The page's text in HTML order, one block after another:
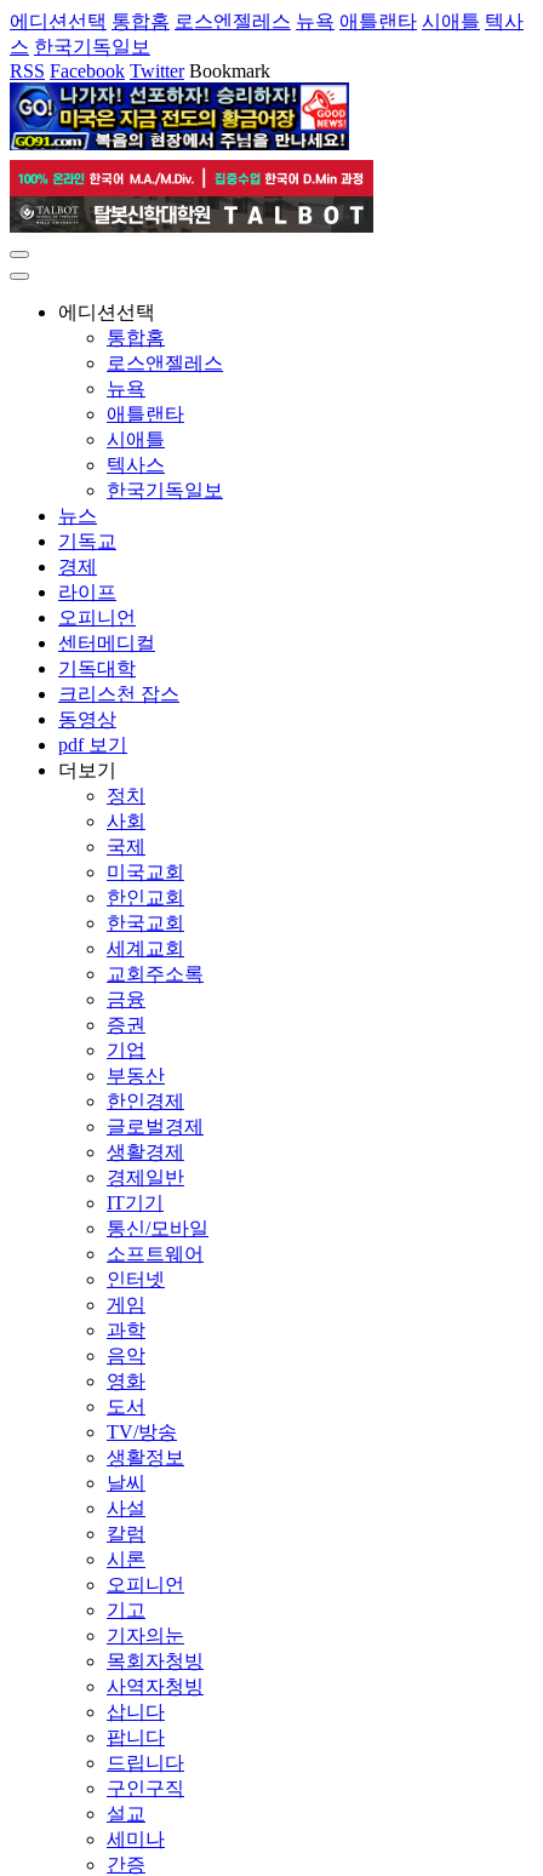
에디션선택 통합홈 로스엔젤레스 뉴욕 애틀랜타 시애틀 텍사
스 한국기독일보
RSS Facebook Twitter Bookmark
에디션선택
통합홈
로스앤젤레스
뉴욕
애틀랜타
시애틀
텍사스
한국기독일보
뉴스
기독교
경제
라이프
오피니언
센터메디컬
기독대학
크리스천 잡스
동영상
pdf 보기
더보기
정치
사회
국제
미국교회
한인교회
한국교회
세계교회
교회주소록
금융
증권
기업
부동산
한인경제
글로벌경제
생활경제
경제일반
IT기기
통신/모바일
소프트웨어
인터넷
게임
과학
음악
영화
도서
TV/방송
생활정보
날씨
사설
칼럼
시론
오피니언
기고
기자의눈
목회자청빙
사역자청빙
삽니다
팝니다
드립니다
구인구직
설교
세미나
간증